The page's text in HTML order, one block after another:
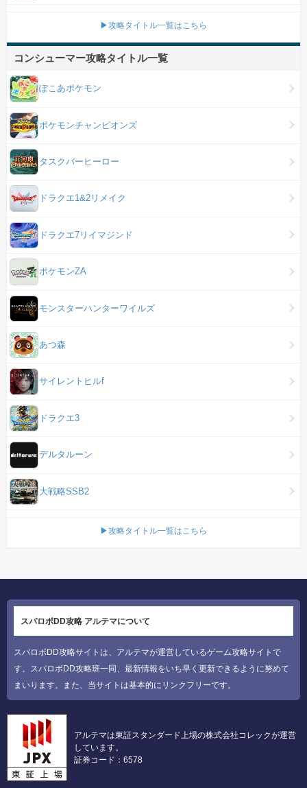
▶攻略タイトル一覧はこちら
コンシューマー攻略タイトル一覧
ぽこあポケモン
ポケモンチャンピオンズ
タスクバーヒーロー
ドラクエ1&2リメイク
ドラクエ7リイマジンド
ポケモンZA
モンスターハンターワイルズ
あつ森
サイレントヒルf
ドラクエ3
デルタルーン
大戦略SSB2
▶攻略タイトル一覧はこちら
スパロボDD攻略 アルテマについて
スパロボDD攻略サイトは、アルテマが運営しているゲーム攻略サイトで
す。スパロボDD攻略班一同、最新情報をいち早く更新できるように努めて
まいります。また、当サイトは基本的にリンクフリーです。
アルテマは東証スタンダード上場の株式会社コレックが運営
しています。
証券コード：6578